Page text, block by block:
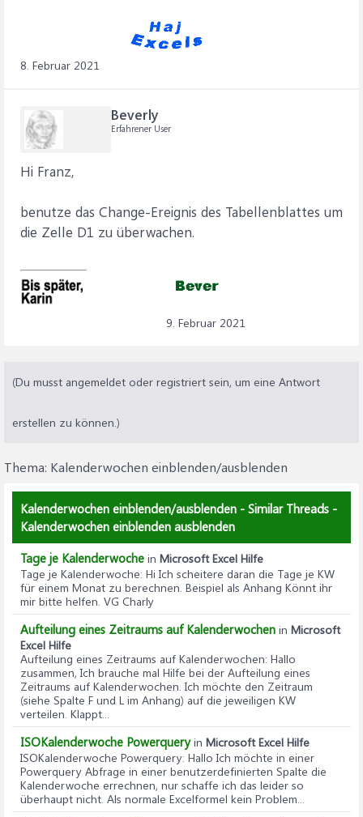
8. Februar 2021
Beverly
Erfahrener User
Hi Franz,
benutze das Change-Ereignis des Tabellenblattes um
die Zelle D1 zu überwachen.
9. Februar 2021
(Du musst angemeldet oder registriert sein, um eine Antwort
erstellen zu können.)
Thema: Kalenderwochen einblenden/ausblenden
Kalenderwochen einblenden/ausblenden - Similar Threads -
Kalenderwochen einblenden ausblenden
Tage je Kalenderwoche in Microsoft Excel Hilfe
Tage je Kalenderwoche: Hi Ich scheitere daran die Tage je KW
für einem Monat zu berechnen. Beispiel als Anhang Könnt ihr
mir bitte helfen. VG Charly
Aufteilung eines Zeitraums auf Kalenderwochen in Microsoft
Excel Hilfe
Aufteilung eines Zeitraums auf Kalenderwochen: Hallo
zusammen, Ich brauche mal Hilfe bei der Aufteilung eines
Zeitraums auf Kalenderwochen. Ich möchte den Zeitraum
(siehe Spalte F und L im Anhang) auf die jeweiligen KW
verteilen. Klappt...
ISOKalenderwoche Powerqueryin Microsoft Excel Hilfe
ISOKalenderwoche Powerquery: Hallo Ich möchte in einer
Powerquery Abfrage in einer benutzerdefinierten Spalte die
Kalenderwoche errechnen, nur schaffe ich das leider so
überhaupt nicht. Als normale Excelformel kein Problem...